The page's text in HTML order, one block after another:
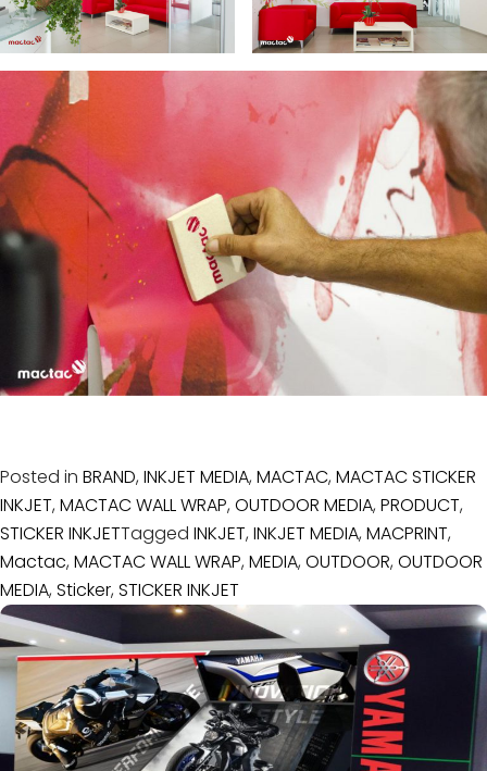
Posted in BRAND, INKJET MEDIA, MACTAC, MACTAC STICKER
INKJET, MACTAC WALL WRAP, OUTDOOR MEDIA, PRODUCT,
STICKER INKJETTagged INKJET, INKJET MEDIA, MACPRINT,
Mactac, MACTAC WALL WRAP, MEDIA, OUTDOOR, OUTDOOR
MEDIA, Sticker, STICKER INKJET